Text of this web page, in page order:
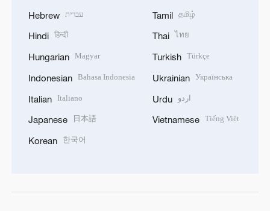
Hebrew עברית
Hindi हिन्दी
Hungarian Magyar
Indonesian Bahasa Indonesia
Italian Italiano
Japanese 日本語
Korean 한국어
Tamil தமிழ்
Thai ไทย
Turkish Türkçe
Ukrainian Українська
Urdu اردو
Vietnamese Tiếng Việt